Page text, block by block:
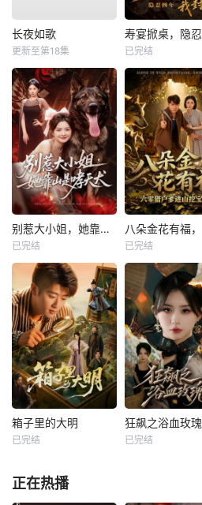
长夜如歌
更新至第18集 已完结
别惹大小姐，她靠山是哮天犬
已完结 已完结
箱子里的大明
已完结
狂飙之浴血玫瑰
已完结
正在热播